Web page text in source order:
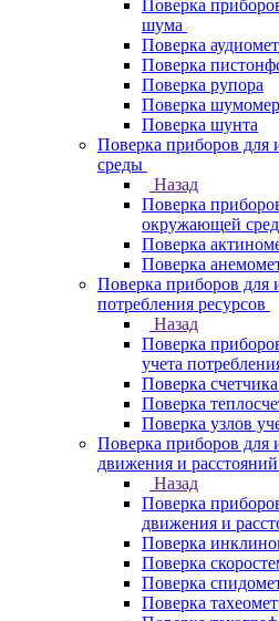
Поверка
шума
Поверка
Поверка
Поверка рупора
Поверка
Поверка шунта
Поверка приборов
среды
Назад
Поверка
окружающей
Поверка
Поверка
Поверка приборов для
потребления ресурсов
Назад
Поверка
учета
Поверка
Поверка
Поверка узлов
Поверка приборов для
движения и расстояний
Назад
Поверка
движения и
Поверка
Поверка
Поверка
Поверка